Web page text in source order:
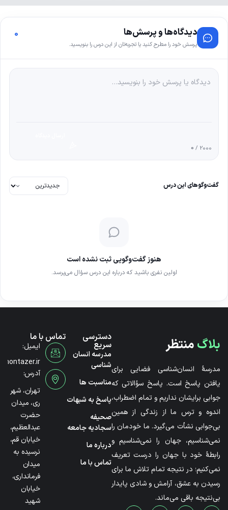
دیدگاه‌ها و پرسش‌ها
پرسش خود را مطرح کنید یا تجربه‌تان از این درس را بنویسید.
0
0 / 2000
گفت‌وگوهای این درس
هنوز گفت‌وگویی ثبت نشده است
اولین نفری باشید که درباره این درس سؤال می‌پرسد.
بلاگمنتظر
مدرسۀ انسان‌شناسی فضایی برای
یافتن پاسخ است. پاسخ سؤالاتی که
جوابی برایشان نداریم و تمام اضطراب،
اندوه و ترس ما از زندگی از همین
بی‌جوابی نشأت می‌گیرد. ما خودمان را
نمی‌شناسیم، جهان را نمی‌شناسیم و
رابطۀ خود با جهان را درست تعریف
نمی‌کنیم؛ در نتیجه تمام تلاش ما برای
رسیدن به عشق، آرامش و شادی پایدار
بی‌نتیجه باقی می‌ماند.
دسترسی
سریع
مدرسه انسان
شناسی
مناسبت ها
پاسخ به شبهات
صحیفه
سجادیه جامعه
درباره ما
تماس با ما
تماس با ما
ایمیل:
آدرس:
تهران، شهر
ری، میدان
حضرت
عبدالعظیم،
خیابان قم،
نرسیده به
میدان
فرمانداری،
خیابان
شهید